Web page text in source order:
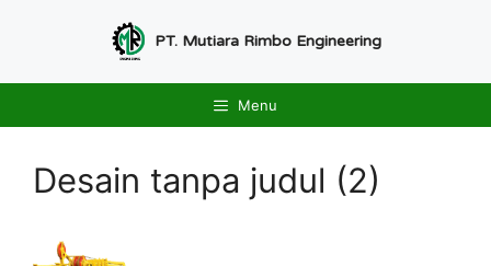
PT. Mutiara Rimbo Engineering
Menu
Desain tanpa judul (2)